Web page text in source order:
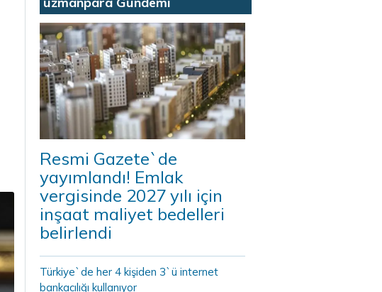
Resmi Gazete`de
yayımlandı! Emlak
vergisinde 2027 yılı için
inşaat maliyet bedelleri
belirlendi
Türkiye`de her 4 kişiden 3`ü internet
bankacılığı kullanıyor